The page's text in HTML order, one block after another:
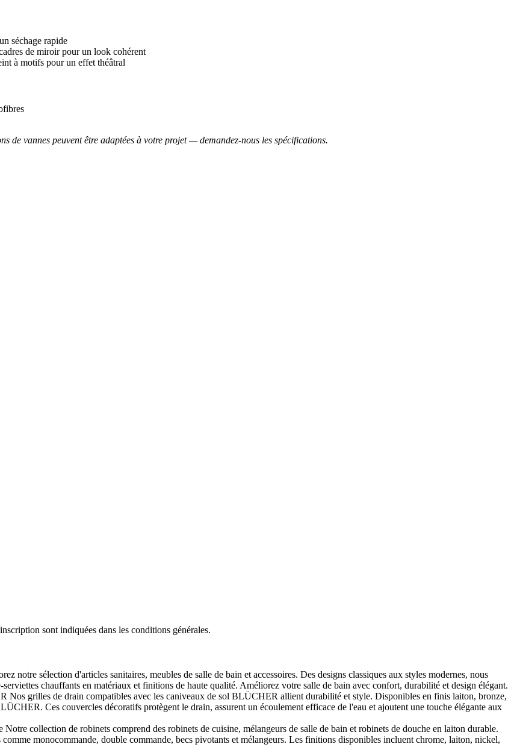
séchage rapide
de miroir pour un look cohérent
à motifs pour un effet théâtral
de vannes peuvent être adaptées à votre projet — demandez-nous les spécifications.
sont indiquées dans les conditions générales.
notre sélection d'articles sanitaires, meubles de salle de bain et accessoires. Des designs classiques aux styles modernes, nous
chauffants en matériaux et finitions de haute qualité. Améliorez votre salle de bain avec confort, durabilité et design élégant.
grilles de drain compatibles avec les caniveaux de sol BLÜCHER allient durabilité et style. Disponibles en finis laiton, bronze,
Ces couvercles décoratifs protègent le drain, assurent un écoulement efficace de l'eau et ajoutent une touche élégante aux
collection de robinets comprend des robinets de cuisine, mélangeurs de salle de bain et robinets de douche en laiton durable.
comme monocommande, double commande, becs pivotants et mélangeurs. Les finitions disponibles incluent chrome, laiton, nickel,